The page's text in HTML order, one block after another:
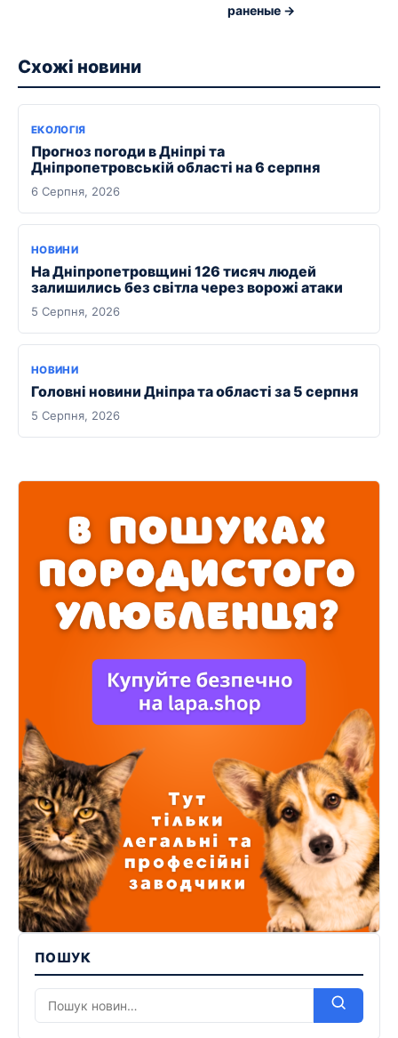
раненые →
Схожі новини
ЕКОЛОГІЯ
Прогноз погоди в Дніпрі та
Дніпропетровській області на 6 серпня
6 Серпня, 2026
НОВИНИ
На Дніпропетровщині 126 тисяч людей
залишились без світла через ворожі атаки
5 Серпня, 2026
НОВИНИ
Головні новини Дніпра та області за 5 серпня
5 Серпня, 2026
ПОШУК